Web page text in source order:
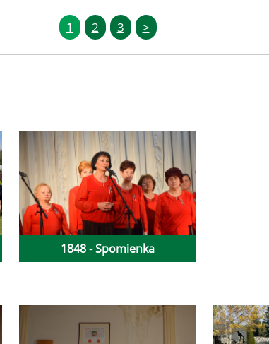
1 2 3 >
1848 - Spomienka